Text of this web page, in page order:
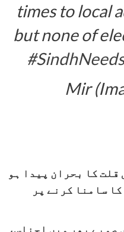
times to local
but none of
کا بحران پیدا ہو
سامنا کرنے پر
صوبے بھر میں اجناس،